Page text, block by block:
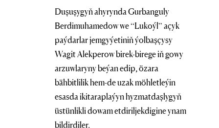
Duşuşygyň ahyrynda Gurbanguly
Berdimuhamedow we “Lukoýl” açyk
paýdarlar jemgyýetiniň ýolbaşçysy
Wagit Alekperow birek-birege iň gowy
arzuwlaryny beýan edip, özara
bähbitlilik hem-de uzak möhletleýin
esasda ikitaraplaýyn hyzmatdaşlygyň
üstünlikli dowam etdiriljekdigine ynam
bildirdiler.